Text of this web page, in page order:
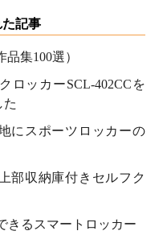
記事
集100選）
ロッカーSCL-402CCを
た
にスポーツロッカーの
部収納庫付きセルフク
きるスマートロッカー